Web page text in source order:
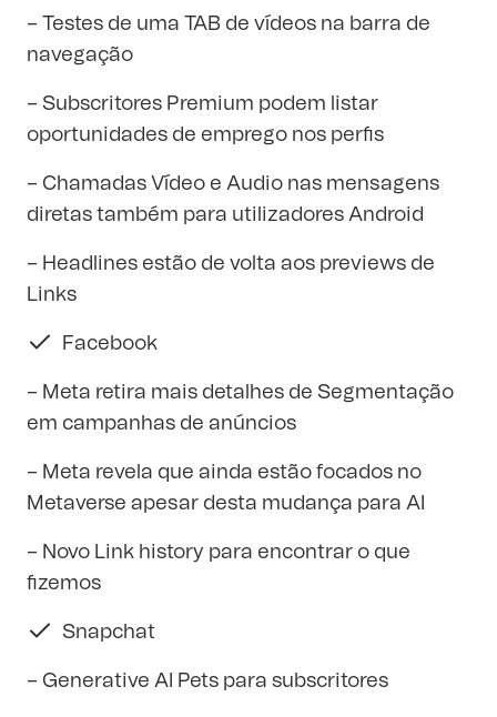
– Testes de uma TAB de vídeos na barra de
navegação
– Subscritores Premium podem listar
oportunidades de emprego nos perfis
– Chamadas Vídeo e Audio nas mensagens
diretas também para utilizadores Android
– Headlines estão de volta aos previews de
Links
Facebook
– Meta retira mais detalhes de Segmentação
em campanhas de anúncios
– Meta revela que ainda estão focados no
Metaverse apesar desta mudança para AI
– Novo Link history para encontrar o que
fizemos
Snapchat
– Generative AI Pets para subscritores